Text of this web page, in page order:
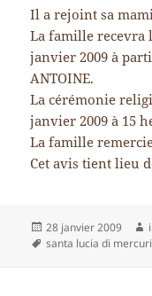
Il a rejoint sa
La famille recevra
janvier 2009 à
ANTOINE.
La cérémonie
janvier 2009 à 15
La famille
Cet avis tient lieu
Publié
le
28 janvier 2009
Mots-
santa lucia di